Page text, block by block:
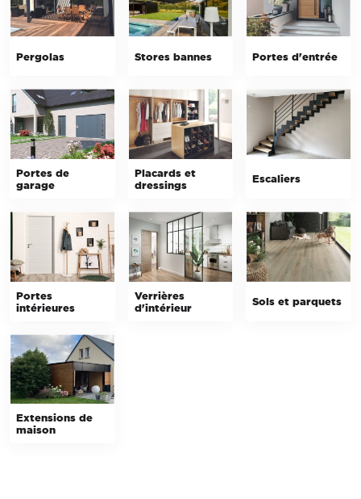
Pergolas Stores bannes Portes d'entrée
Portes de
garage
Placards et
dressings
Escaliers
Portes
intérieures
Verrières
d'intérieur
Sols et parquets
Extensions de
maison